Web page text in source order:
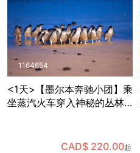
1164654
<1天>【墨尔本奔驰小团】乘
坐蒸汽火车穿入神秘的丛林
CAD$ 220.00起